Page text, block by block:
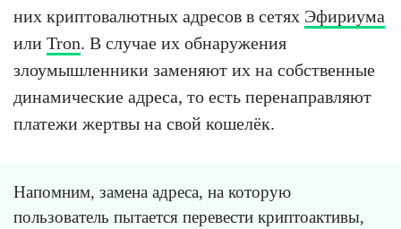
них криптовалютных адресов в сетях Эфириума
или Tron. В случае их обнаружения
злоумышленники заменяют их на собственные
динамические адреса, то есть перенаправляют
платежи жертвы на свой кошелёк.
Напомним, замена адреса, на которую
пользователь пытается перевести криптоактивы,